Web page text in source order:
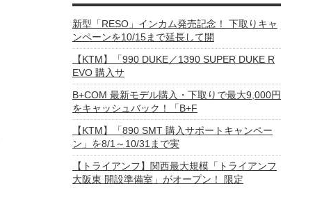
新型「RESO」インカム発売記念！ 下取りキャ
ンペーンを10/15まで延長して開
【KTM】「990 DUKE／1390 SUPER DUKE R
EVO 購入サ
B+COM 最新モデル購入・下取りで最大9,000円
をキャッシュバック！「B+F
【KTM】「890 SMT 購入サポートキャンペー
ン」を8/1～10/31まで実
【トライアンフ】関西最大規模「トライアンフ
大阪東 開設準備室」がオープン！ 限定